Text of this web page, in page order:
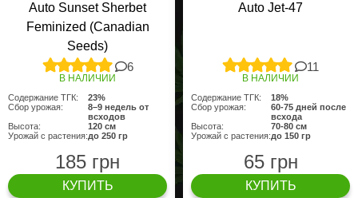
Auto Sunset Sherbet
Feminized (Canadian
Seeds)
6
В НАЛИЧИИ
Содержание ТГК:
23%
Сбор урожая:
8–9 недель от
всходов
Высота:
120 cм
Урожай с растения:до 250 гр
185 грн
КУПИТЬ
Auto Jet-47
11
В НАЛИЧИИ
Содержание ТГК:
18%
Сбор урожая:
60-75 дней после
всхода
Высота:
70-80 см
Урожай с растения:до 150 гр
65 грн
КУПИТЬ